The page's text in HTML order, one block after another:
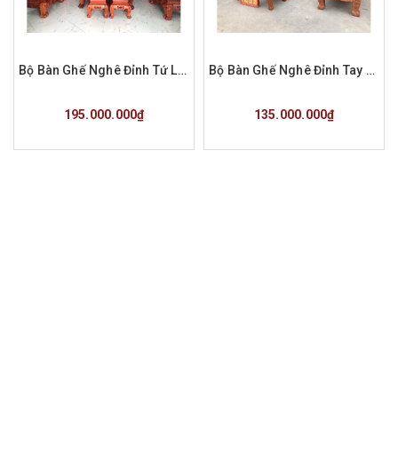
Bộ Bàn Ghế Nghê Đỉnh Tứ Linh Chân 12 12 món
195.000.000₫
Mua hàng
Bộ Bàn Ghế Nghê Đỉnh Tay 14 Hương Đá 10 món
135.000.000₫
Mua hàng